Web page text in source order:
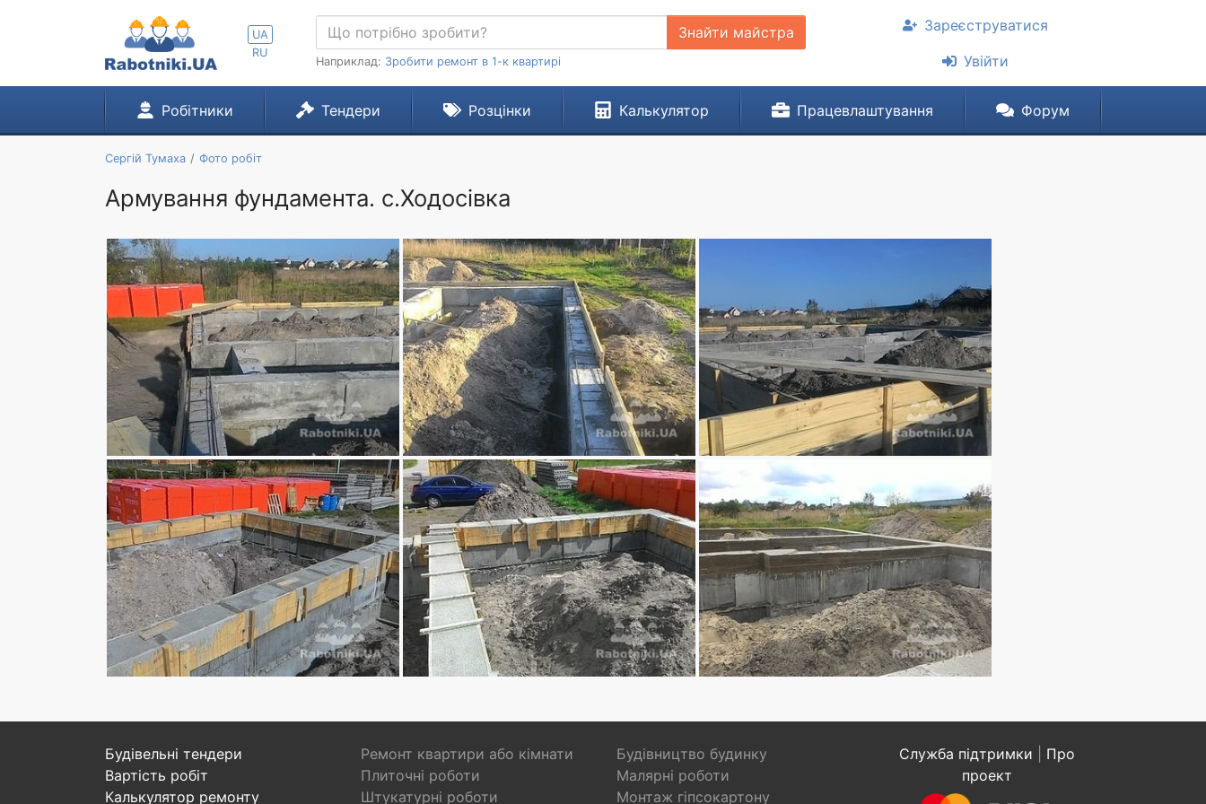
UA
RU
Знайти майстра
Наприклад: Зробити ремонт в 1-к квартирі
Зареєструватися
Увійти
Робітники Тендери Розцінки Калькулятор Працевлаштування Форум
Сергій Тумаха Фото робіт
Армування фундамента. с.Ходосівка
Будівельні тендери
Вартість робіт
Калькулятор ремонту
Ремонт квартири або кімнати
Будівництво будинку
Плиточні роботи
Малярні роботи
Штукатурні роботи
Монтаж гіпсокартону
Служба підтримки
Про
проект